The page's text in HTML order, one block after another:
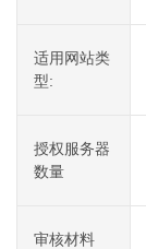
适用网站类
型:
授权服务器
数量
审核材料